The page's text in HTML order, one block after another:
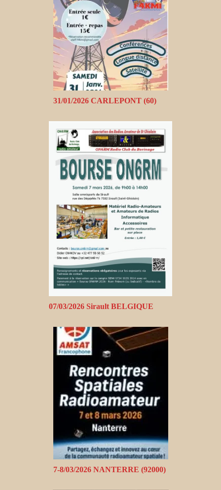
31/01/2026 CARLEPONT (60)
07/03/2026 Sirault BELGIQUE
7-8/03/2026 NANTERRE (92000)